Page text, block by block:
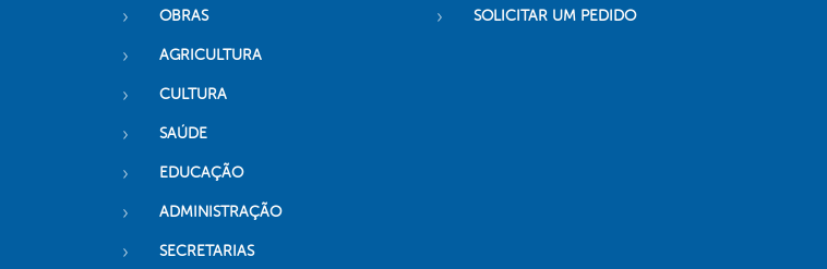
OBRAS
AGRICULTURA
CULTURA
SAÚDE
EDUCAÇÃO
ADMINISTRAÇÃO
SECRETARIAS
SOLICITAR UM PEDIDO